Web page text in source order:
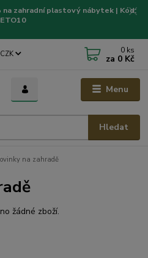
na zahradní plastový nábytek | Kód:
Menu
CZK
Hledat
0 ks
za 0 Kč
na zahradě
žádné zboží.